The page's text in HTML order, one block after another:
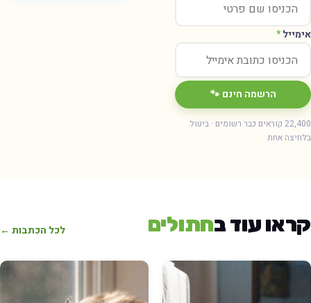
*
הרשמה חינם 🐾
22,400 קוראים כבר רשומים · ביטול
אחת
עוד בחתולים לכל הכתבות ←